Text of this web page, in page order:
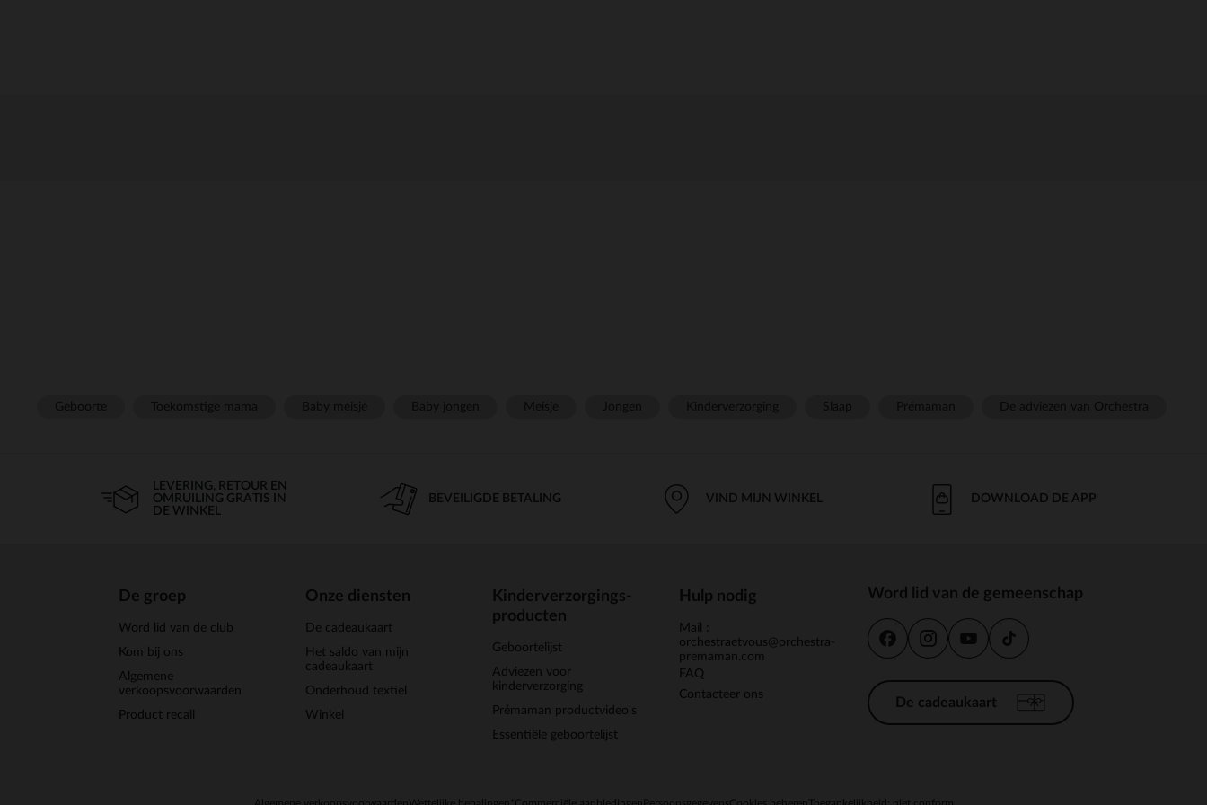
LEVERING, RETOUR EN
OMRUILING GRATIS IN
DE WINKEL
BEVEILIGDE BETALING VIND MIJN WINKEL DOWNLOAD DE APP
De groep
Word lid van de club
Kom bij ons
Algemene
verkoopsvoorwaarden
Product recall
Onze diensten
De cadeaukaart
Het saldo van mijn
cadeaukaart
Onderhoud textiel
Winkel
Kinderverzorgings-
producten
Geboortelijst
Adviezen voor
kinderverzorging
Prémaman productvideo's
Essentiële geboortelijst
Hulp nodig
Mail :
orchestraetvous@orchestra-
premaman.com
FAQ
Contacteer ons
Word lid van de gemeenschap
De cadeaukaart